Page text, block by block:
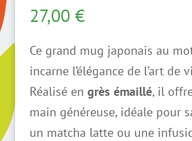
27,00 €
Ce grand mug japonais au
incarne l’élégance de l’art de
Réalisé en grès émaillé, il
main généreuse, idéale pour
un matcha latte ou une